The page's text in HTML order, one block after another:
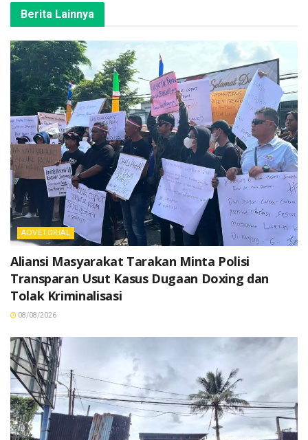
Berita Lainnya
ADVETORIAL
Aliansi Masyarakat Tarakan Minta Polisi
Transparan Usut Kasus Dugaan Doxing dan
Tolak Kriminalisasi
08/08/2026